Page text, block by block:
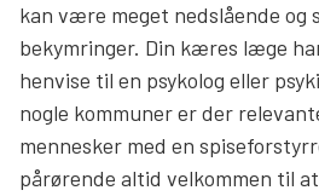
kan være meget nedslående og
bekymringer. Din kæres læge
henvise til en psykolog eller
nogle kommuner er der
mennesker med en
pårørende altid velkommen til